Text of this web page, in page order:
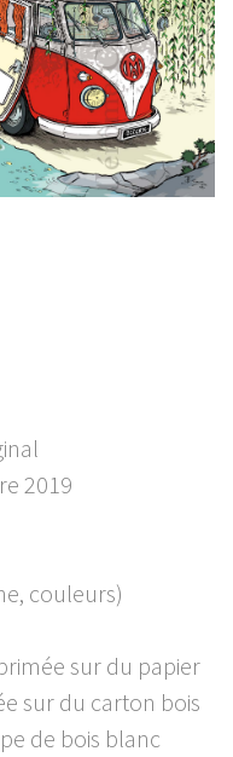
2019
couleurs)
sur du papier
sur du carton bois
de bois blanc